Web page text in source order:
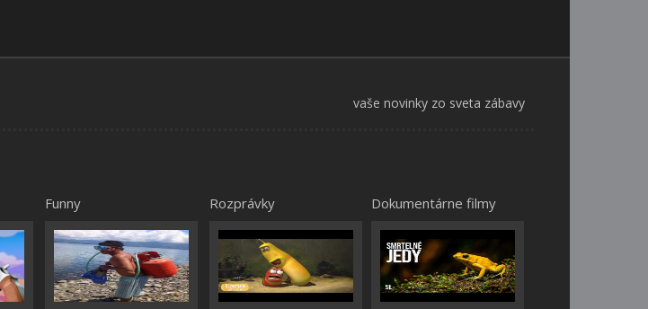
vaše novinky zo sveta zábavy
Funny Rozprávky Dokumentárne filmy